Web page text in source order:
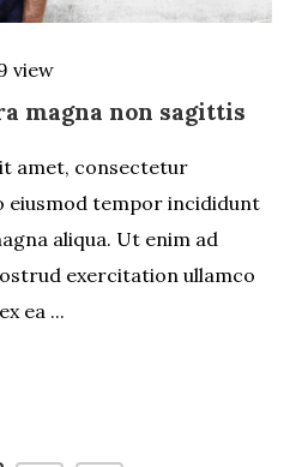
view
magna non sagittis
amet, consectetur
eiusmod tempor incididunt
aliqua. Ut enim ad
exercitation ullamco
ea ...